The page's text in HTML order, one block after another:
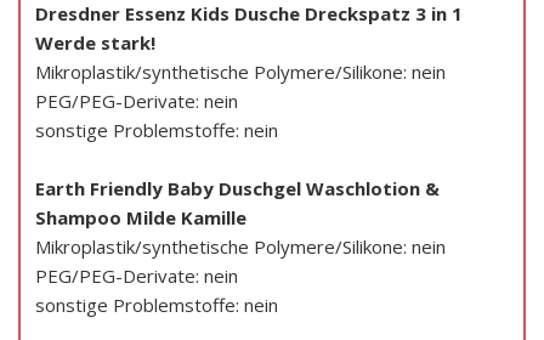
Dresdner Essenz Kids Dusche Dreckspatz 3 in 1
Werde stark!
Mikroplastik/synthetische Polymere/Silikone: nein
PEG/PEG-Derivate: nein
sonstige Problemstoffe: nein
Earth Friendly Baby Duschgel Waschlotion &
Shampoo Milde Kamille
Mikroplastik/synthetische Polymere/Silikone: nein
PEG/PEG-Derivate: nein
sonstige Problemstoffe: nein